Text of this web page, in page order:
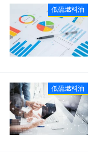
低硫燃料油
低硫燃料油